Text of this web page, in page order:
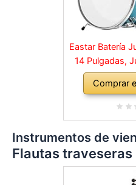
Eastar Batería
14 Pulgadas,
para Niños
Pedal y
Comprar
Instrumentos de
Flautas traveseras